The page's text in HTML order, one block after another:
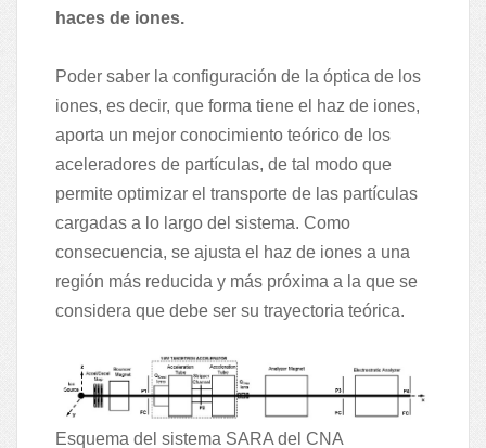
haces de iones.
Poder saber la configuración de la óptica de los
iones, es decir, que forma tiene el haz de iones,
aporta un mejor conocimiento teórico de los
aceleradores de partículas, de tal modo que
permite optimizar el transporte de las partículas
cargadas a lo largo del sistema. Como
consecuencia, se ajusta el haz de iones a una
región más reducida y más próxima a la que se
considera que debe ser su trayectoria teórica.
Esquema del sistema SARA del CNA